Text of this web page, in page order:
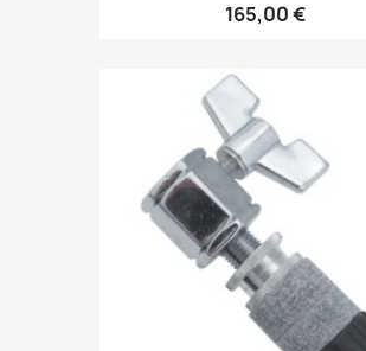
165,00 €